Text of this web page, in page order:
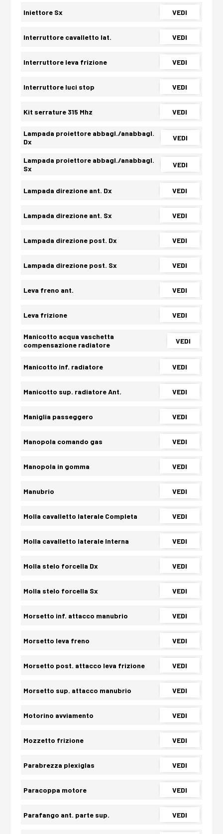
Iniettore Sx VEDI
Interruttore cavalletto lat. VEDI
Interruttore leva frizione VEDI
Interruttore luci stop VEDI
Kit serrature 315 Mhz VEDI
Lampada proiettore abbagl./anabbagl.
Dx
VEDI
Lampada proiettore abbagl./anabbagl.
Sx
VEDI
Lampada direzione ant. Dx VEDI
Lampada direzione ant. Sx VEDI
Lampada direzione post. Dx VEDI
Lampada direzione post. Sx VEDI
Leva freno ant. VEDI
Leva frizione VEDI
Manicotto acqua vaschetta
compensazione radiatore
VEDI
Manicotto inf. radiatore VEDI
Manicotto sup. radiatore Ant. VEDI
Maniglia passeggero VEDI
Manopola comando gas VEDI
Manopola in gomma VEDI
Manubrio VEDI
Molla cavalletto laterale Completa VEDI
Molla cavalletto laterale Interna VEDI
Molla stelo forcella Dx VEDI
Molla stelo forcella Sx VEDI
Morsetto inf. attacco manubrio VEDI
Morsetto leva freno VEDI
Morsetto post. attacco leva frizione VEDI
Morsetto sup. attacco manubrio VEDI
Motorino avviamento VEDI
Mozzetto frizione VEDI
Parabrezza plexiglas VEDI
Paracoppa motore VEDI
Parafango ant. parte sup. VEDI